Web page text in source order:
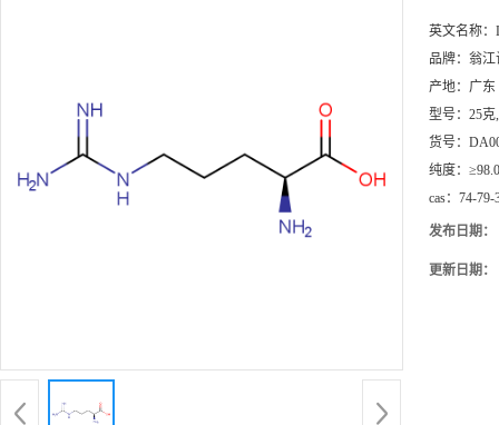
英文名称：
品牌： 翁江
产地： 广东
型号： 25克
货号：
纯度：
cas： 74-79-
发布日期：
更新日期：